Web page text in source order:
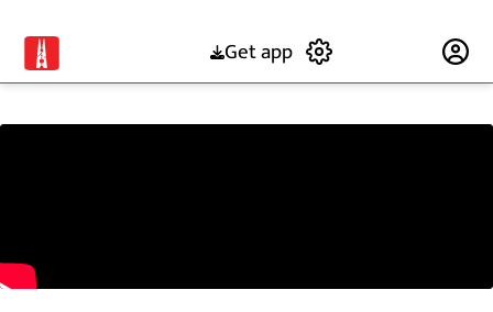
Get app